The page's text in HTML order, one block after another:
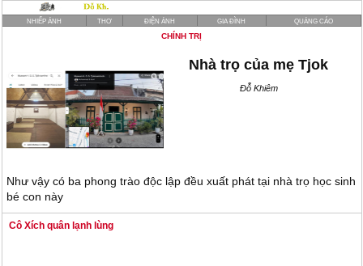
NHIẾP ẢNH THƠ ĐIỆN ẢNH GIA ĐÌNH QUẢNG CÁO
CHÍNH TRỊ
Nhà trọ của mẹ Tjok
Đỗ Khiêm
Như vậy có ba phong trào độc lập đều xuất phát tại nhà trọ học sinh
bé con này
Cô Xích quân lạnh lùng